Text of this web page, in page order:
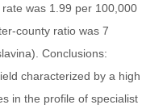
was 1.99 per 100,000
county ratio was 7
Conclusions:
characterized by a high
in the profile of specialist